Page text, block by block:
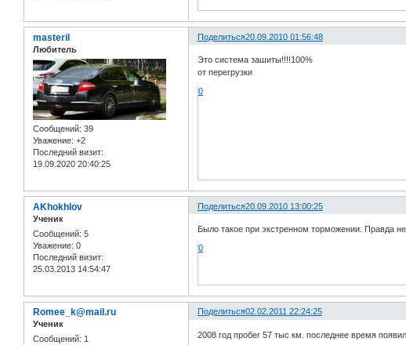
Поделиться20.09.2010 01:56:48
masteril
Любитель
Сообщений: 39
Уважение: +2
Последний визит:
19.09.2020 20:40:25
Это система зашиты!!!!100%
от перегрузки
0
Поделиться20.09.2010 13:00:25
AKhokhlov
Ученик
Сообщений: 5
Уважение: 0
Последний визит:
25.03.2013 14:54:47
Было такое при экстренном торможении. Правда
0
Поделиться02.02.2011 22:24:25
Romee_k@mail.ru
Ученик
Сообщений: 1
2008 год пробег 57 тыс км. последнее время